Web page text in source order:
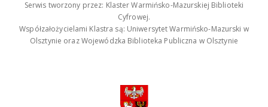
Serwis tworzony przez: Klaster Warmińsko-Mazurskiej Biblioteki
Cyfrowej.
Współzałożycielami Klastra są: Uniwersytet Warmińsko-Mazurski w
Olsztynie oraz Wojewódzka Biblioteka Publiczna w Olsztynie